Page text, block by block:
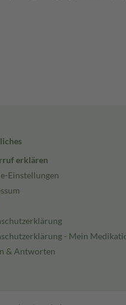
erklären
Einstellungen
- Mein
& Antworten